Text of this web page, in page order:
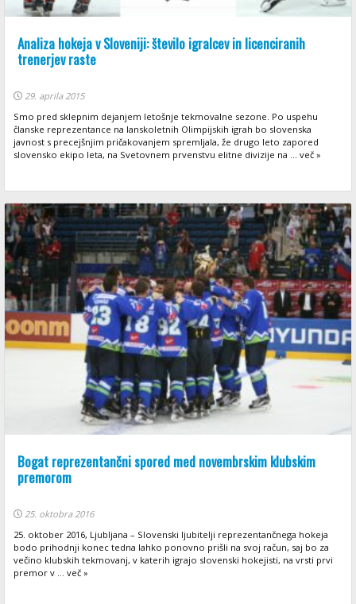
Analiza hokeja v Sloveniji: število igralcev in licenciranih
trenerjev raste
29. aprila 2015
Smo pred sklepnim dejanjem letošnje tekmovalne sezone. Po uspehu
članske reprezentance na lanskoletnih Olimpijskih igrah bo slovenska
javnost s precejšnjim pričakovanjem spremljala, že drugo leto zapored
slovensko ekipo leta, na Svetovnem prvenstvu elitne divizije na ... več »
Bogat reprezentančni spored med novembrskim klubskim
premorom
25. oktobra 2016
25. oktober 2016, Ljubljana – Slovenski ljubitelji reprezentančnega hokeja
bodo prihodnji konec tedna lahko ponovno prišli na svoj račun, saj bo za
večino klubskih tekmovanj, v katerih igrajo slovenski hokejisti, na vrsti prvi
premor v ... več »